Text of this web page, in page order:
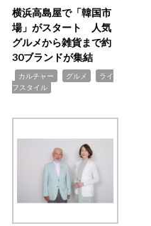
横浜高島屋で「韓国市
場」がスタート 人気
グルメから雑貨まで約
30ブランドが集結
カルチャー グルメ
ライ
フスタイル